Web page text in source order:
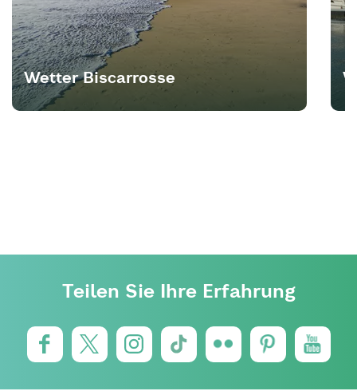
Wetter Biscarrosse
Teilen Sie Ihre Erfahrung